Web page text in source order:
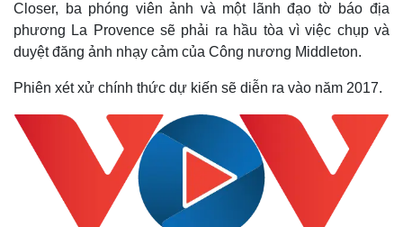
Closer, ba phóng viên ảnh và một lãnh đạo tờ báo địa
phương La Provence sẽ phải ra hầu tòa vì việc chụp và
duyệt đăng ảnh nhạy cảm của Công nương Middleton.
Phiên xét xử chính thức dự kiến sẽ diễn ra vào năm 2017.